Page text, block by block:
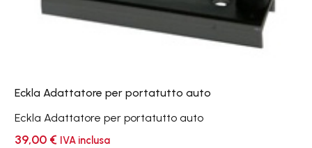
Eckla Adattatore per portatutto auto
Eckla Adattatore per portatutto auto
39,00 € IVA inclusa